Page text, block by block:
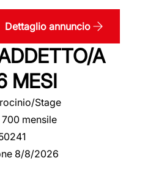
Dettaglio annuncio
A
MESI
Stage
700 mensile
8/8/2026